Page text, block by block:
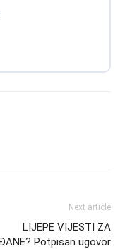
Next article
LIJEPE VIJESTI ZA
Potpisan ugovor